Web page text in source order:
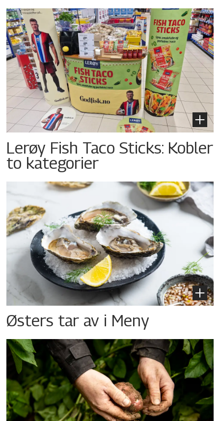
Lerøy Fish Taco Sticks: Kobler
to kategorier
Østers tar av i Meny